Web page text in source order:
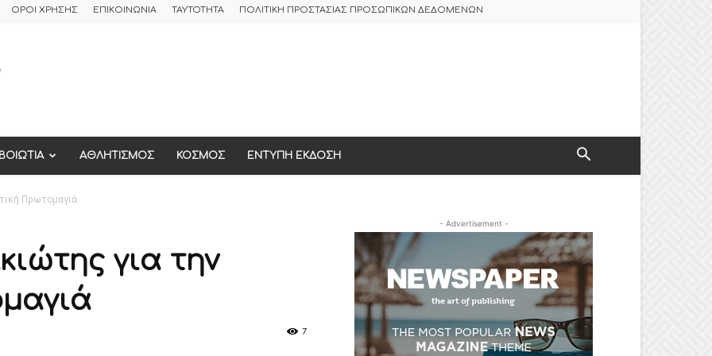
ΟΡΟΙ ΧΡΗΣΗΣ ΕΠΙΚΟΙΝΩΝΙΑ ΤΑΥΤΟΤΗΤΑ ΠΟΛΙΤΙΚΗ ΠΡΟΣΤΑΣΙΑΣ ΠΡΟΣΩΠΙΚΩΝ ΔΕΔΟΜΕΝΩΝ
ΒΟΙΩΤΙΑ ΑΘΛΗΤΙΣΜΟΣ ΚΟΣΜΟΣ ΕΝΤΥΠΗ ΕΚΔΟΣΗ
Πρωτομαγιά
για την
7
- Advertisement -